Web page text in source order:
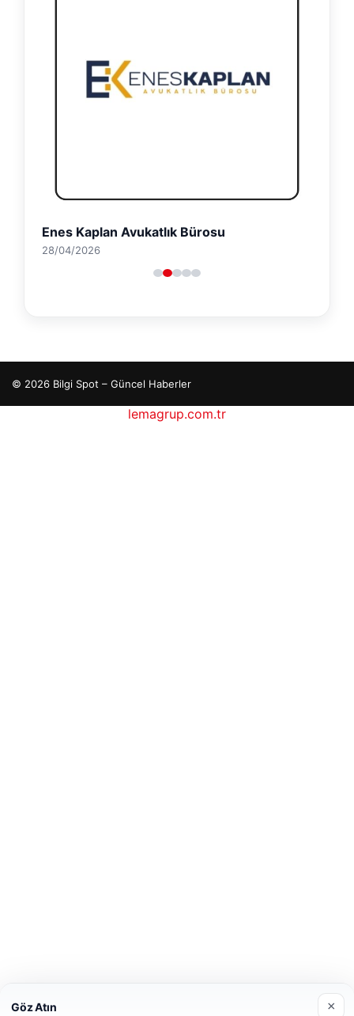
Enes Kaplan Avukatlık Bürosu
28/04/2026
© 2026 Bilgi Spot – Güncel Haberler
Göz Atın ×
lemagrup.com.tr